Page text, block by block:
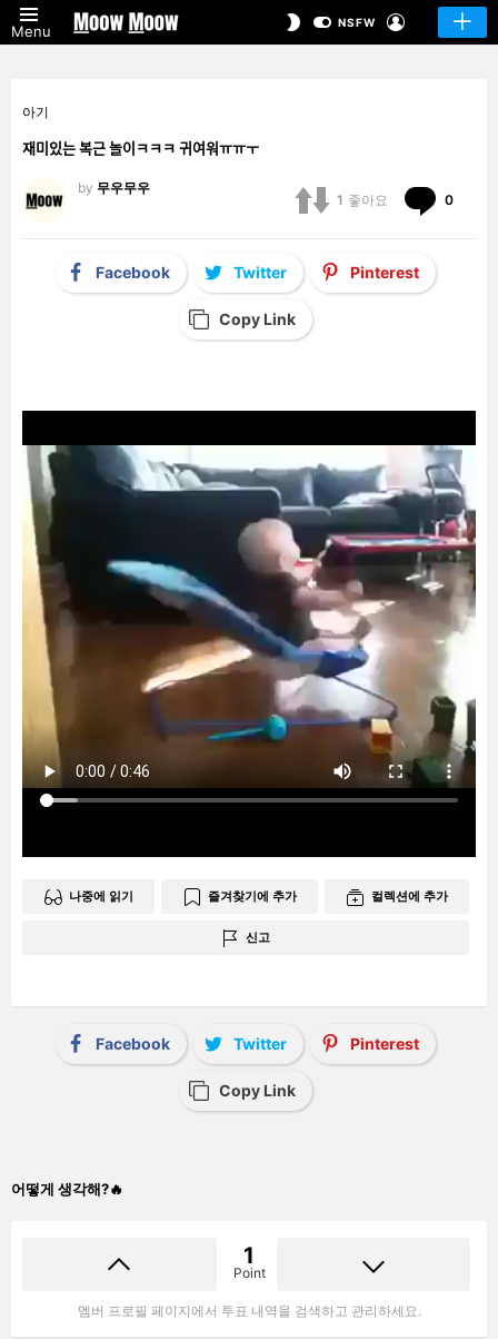
Menu
SWITCHNSFW
아기
재미있는 복근 놀이ㅋㅋㅋ 귀여워ㅠㅠㅜ
by 무우무우
1 좋아요 0
Facebook Twitter Pinterest
Copy Link
나중에 읽기 즐겨찾기에 추가 컬렉션에 추가
신고
Facebook Twitter Pinterest
Copy Link
어떻게 생각해?🔥
1
Point
멤버 프로필 페이지에서 투표 내역을 검색하고 관리하세요.